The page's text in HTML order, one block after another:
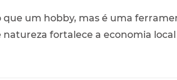
um hobby, mas é uma
fortalece a economia